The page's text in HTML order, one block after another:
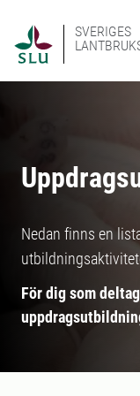
SVERIGES
Nedan finns en
För dig som